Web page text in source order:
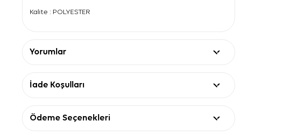
Kalite : POLYESTER
Yorumlar
İade Koşulları
Ödeme Seçenekleri